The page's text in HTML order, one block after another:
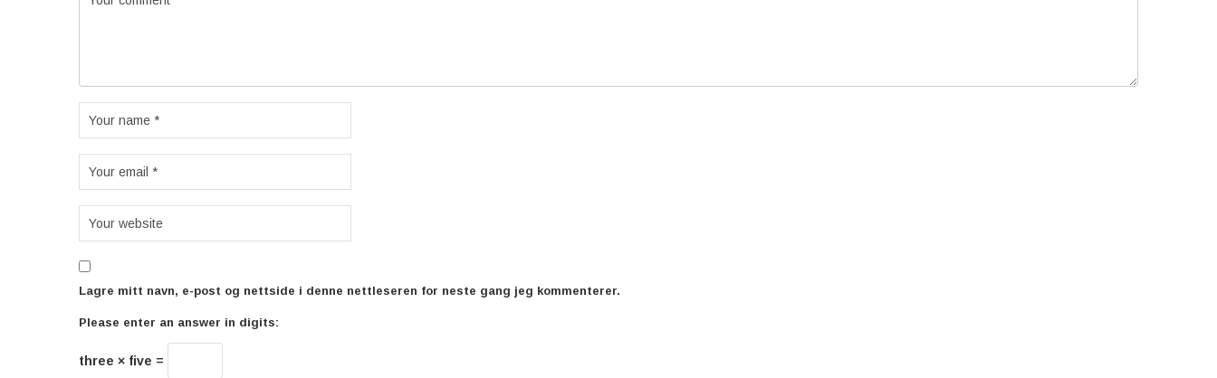
Lagre mitt navn, e-post og nettside i denne nettleseren for neste gang jeg kommenterer.
Please enter an answer in digits:
three × five =